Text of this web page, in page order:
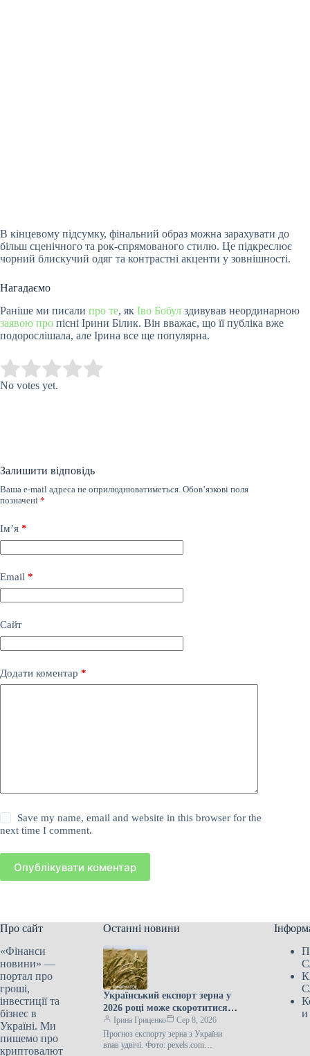
В кінцевому підсумку, фінальний образ можна зарахувати до
більш сценічного та рок-спрямованого стилю. Це підкреслює
чорний блискучий одяг та контрастні акценти у зовнішності.
Нагадаємо
Раніше ми писали про те, як Іво Бобул здивував неординарною
заявою про пісні Ірини Білик. Він вважає, що її публіка вже
подорослішала, але Ірина все ще популярна.
Rate this item:
No votes yet.
Залишити відповідь
Ваша e-mail адреса не оприлюднюватиметься. Обов’язкові поля
позначені *
Ім’я *
Email *
Сайт
Додати коментар *
Save my name, email and website in this browser for the
next time I comment.
Опублікувати коментар
Про сайт
«Фінанси
новини» —
портал про
гроші,
інвестиції та
бізнес в
Україні. Ми
пишемо про
криптовалют
Останні новини
Український експорт зерна у
2026 році може скоротитися
наполовину через російські
напади на порти.
Ірина Гриценко
Сер 8, 2026
Прогноз експорту зерна з України
впав удвічі. Фото: pexels.com
и